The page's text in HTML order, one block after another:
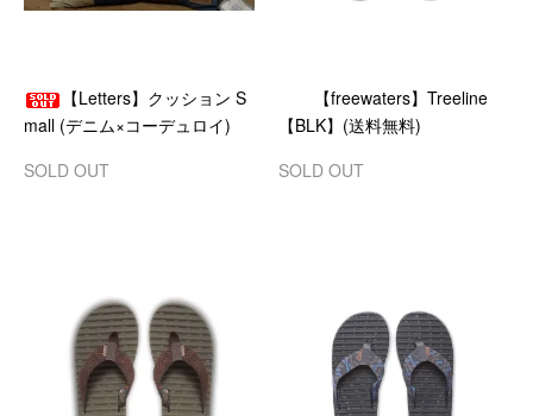
【Letters】クッション S
mall (デニム×コーデュロイ)
SOLD OUT
【freewaters】Treeline
【BLK】(送料無料)
SOLD OUT